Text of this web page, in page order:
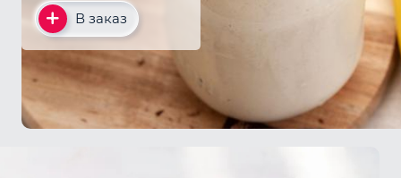
В заказ